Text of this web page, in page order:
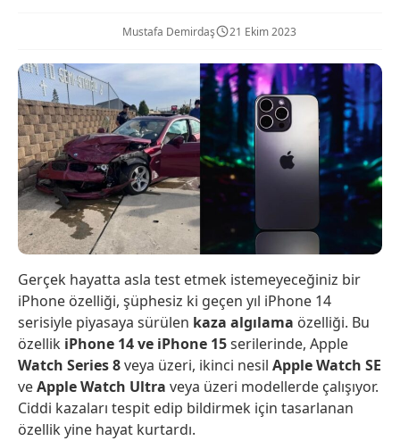
Mustafa Demirdaş 21 Ekim 2023
Gerçek hayatta asla test etmek istemeyeceğiniz bir
iPhone özelliği, şüphesiz ki geçen yıl iPhone 14
serisiyle piyasaya sürülen kaza algılama özelliği. Bu
özellik iPhone 14 ve iPhone 15serilerinde, Apple
Watch Series 8veya üzeri, ikinci nesil Apple Watch SE
veApple Watch Ultra veya üzeri modellerde çalışıyor.
Ciddi kazaları tespit edip bildirmek için tasarlanan
özellik yine hayat kurtardı.